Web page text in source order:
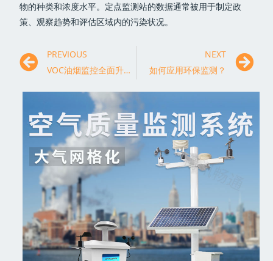
物的种类和浓度水平。定点监测站的数据通常被用于制定政
策、观察趋势和评估区域内的污染状况。
PREVIOUS
VOC油烟监控全面升级，守护城市蓝天
NEXT
如何应用环保监测？